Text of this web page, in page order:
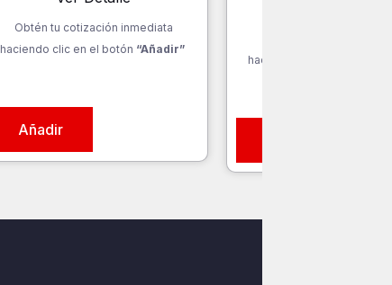
Obtén tu cotización inmediata
haciendo clic en el botón “Añadir”
Añadir
haciendo clic en el botón